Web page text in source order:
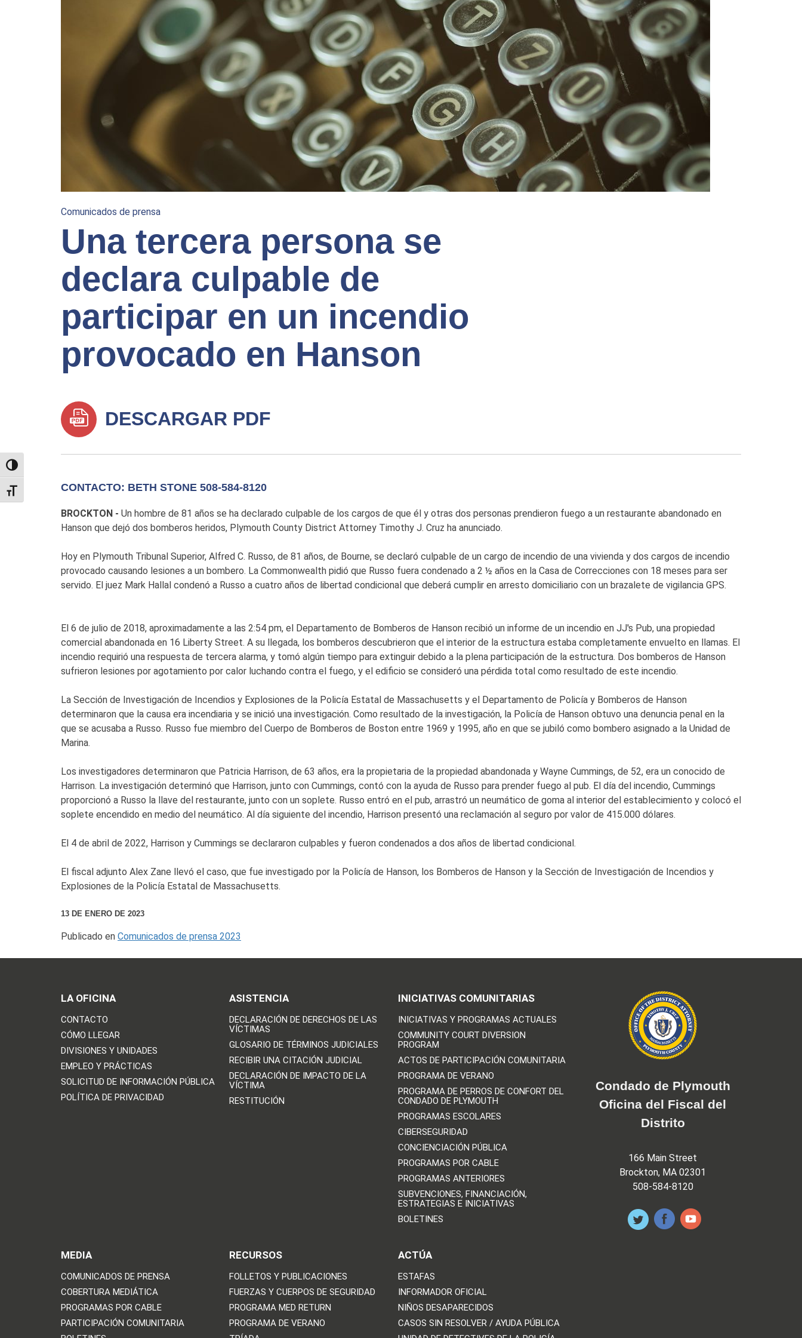
TOGGLE HIGH CONTRAST
TOGGLE FONT SIZE
Comunicados de prensa
Una tercera persona se
declara culpable de
participar en un incendio
provocado en Hanson
DESCARGAR PDF
CONTACTO: BETH STONE 508-584-8120
BROCKTON - Un hombre de 81 años se ha declarado culpable de los cargos de que él y otras dos personas prendieron fuego a un restaurante abandonado en
Hanson que dejó dos bomberos heridos, Plymouth County District Attorney Timothy J. Cruz ha anunciado.
Hoy en Plymouth Tribunal Superior, Alfred C. Russo, de 81 años, de Bourne, se declaró culpable de un cargo de incendio de una vivienda y dos cargos de incendio
provocado causando lesiones a un bombero. La Commonwealth pidió que Russo fuera condenado a 2 ½ años en la Casa de Correcciones con 18 meses para ser
servido. El juez Mark Hallal condenó a Russo a cuatro años de libertad condicional que deberá cumplir en arresto domiciliario con un brazalete de vigilancia GPS.
El 6 de julio de 2018, aproximadamente a las 2:54 pm, el Departamento de Bomberos de Hanson recibió un informe de un incendio en JJ's Pub, una propiedad
comercial abandonada en 16 Liberty Street. A su llegada, los bomberos descubrieron que el interior de la estructura estaba completamente envuelto en llamas. El
incendio requirió una respuesta de tercera alarma, y tomó algún tiempo para extinguir debido a la plena participación de la estructura. Dos bomberos de Hanson
sufrieron lesiones por agotamiento por calor luchando contra el fuego, y el edificio se consideró una pérdida total como resultado de este incendio.
La Sección de Investigación de Incendios y Explosiones de la Policía Estatal de Massachusetts y el Departamento de Policía y Bomberos de Hanson
determinaron que la causa era incendiaria y se inició una investigación. Como resultado de la investigación, la Policía de Hanson obtuvo una denuncia penal en la
que se acusaba a Russo. Russo fue miembro del Cuerpo de Bomberos de Boston entre 1969 y 1995, año en que se jubiló como bombero asignado a la Unidad de
Marina.
Los investigadores determinaron que Patricia Harrison, de 63 años, era la propietaria de la propiedad abandonada y Wayne Cummings, de 52, era un conocido de
Harrison. La investigación determinó que Harrison, junto con Cummings, contó con la ayuda de Russo para prender fuego al pub. El día del incendio, Cummings
proporcionó a Russo la llave del restaurante, junto con un soplete. Russo entró en el pub, arrastró un neumático de goma al interior del establecimiento y colocó el
soplete encendido en medio del neumático. Al día siguiente del incendio, Harrison presentó una reclamación al seguro por valor de 415.000 dólares.
El 4 de abril de 2022, Harrison y Cummings se declararon culpables y fueron condenados a dos años de libertad condicional.
El fiscal adjunto Alex Zane llevó el caso, que fue investigado por la Policía de Hanson, los Bomberos de Hanson y la Sección de Investigación de Incendios y
Explosiones de la Policía Estatal de Massachusetts.
13 DE ENERO DE 2023
Publicado en Comunicados de prensa 2023
LA OFICINA
CONTACTO
CÓMO LLEGAR
DIVISIONES Y UNIDADES
EMPLEO Y PRÁCTICAS
SOLICITUD DE INFORMACIÓN PÚBLICA
POLÍTICA DE PRIVACIDAD
ASISTENCIA
DECLARACIÓN DE DERECHOS DE LAS
VÍCTIMAS
GLOSARIO DE TÉRMINOS JUDICIALES
RECIBIR UNA CITACIÓN JUDICIAL
DECLARACIÓN DE IMPACTO DE LA
VÍCTIMA
RESTITUCIÓN
INICIATIVAS COMUNITARIAS
INICIATIVAS Y PROGRAMAS ACTUALES
COMMUNITY COURT DIVERSION
PROGRAM
ACTOS DE PARTICIPACIÓN COMUNITARIA
PROGRAMA DE VERANO
PROGRAMA DE PERROS DE CONFORT DEL
CONDADO DE PLYMOUTH
PROGRAMAS ESCOLARES
CIBERSEGURIDAD
CONCIENCIACIÓN PÚBLICA
PROGRAMAS POR CABLE
PROGRAMAS ANTERIORES
SUBVENCIONES, FINANCIACIÓN,
ESTRATEGIAS E INICIATIVAS
BOLETINES
MEDIA
COMUNICADOS DE PRENSA
COBERTURA MEDIÁTICA
PROGRAMAS POR CABLE
PARTICIPACIÓN COMUNITARIA
RECURSOS
FOLLETOS Y PUBLICACIONES
FUERZAS Y CUERPOS DE SEGURIDAD
PROGRAMA MED RETURN
PROGRAMA DE VERANO
ACTÚA
ESTAFAS
INFORMADOR OFICIAL
NIÑOS DESAPARECIDOS
CASOS SIN RESOLVER / AYUDA PÚBLICA
Condado de Plymouth
Oficina del Fiscal del
Distrito
166 Main Street
Brockton, MA 02301
508-584-8120